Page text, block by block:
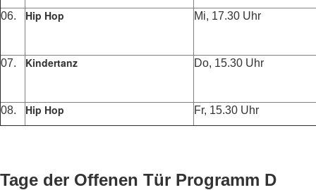
06. Hip Hop Mi, 17.30 Uhr
07. Kindertanz Do, 15.30 Uhr
08. Hip Hop Fr, 15.30 Uhr
Tage der Offenen Tür Programm D